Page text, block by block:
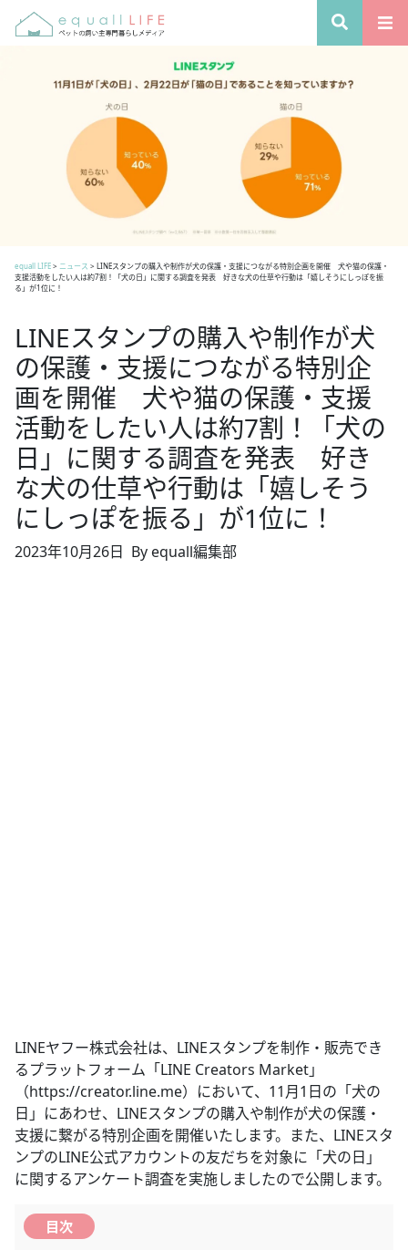
equall LIFE> ニュース > LINEスタンプの購入や制作が犬の保護・支援につながる特別企画を開催 犬や猫の保護・
支援活動をしたい人は約7割！「犬の日」に関する調査を発表 好きな犬の仕草や行動は「嬉しそうにしっぽを振
る」が1位に！
LINEスタンプの購入や制作が犬
の保護・支援につながる特別企
画を開催 犬や猫の保護・支援
活動をしたい人は約7割！「犬の
日」に関する調査を発表 好き
な犬の仕草や行動は「嬉しそう
にしっぽを振る」が1位に！
2023年10月26日 By equall編集部
LINEヤフー株式会社は、LINEスタンプを制作・販売でき
るプラットフォーム「LINE Creators Market」
（https://creator.line.me）において、11月1日の「犬の
日」にあわせ、LINEスタンプの購入や制作が犬の保護・
支援に繋がる特別企画を開催いたします。また、LINEスタ
ンプのLINE公式アカウントの友だちを対象に「犬の日」
に関するアンケート調査を実施しましたので公開します。
目次